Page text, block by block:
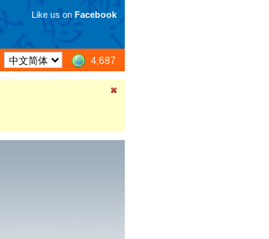
Like us on Facebook
4,687